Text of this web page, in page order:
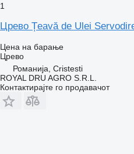
1
Црево Țeavă de Ulei
Цена на барање
Црево
Романија, Cristesti
ROYAL DRU AGRO S.R.L.
Контактирајте го продавачот